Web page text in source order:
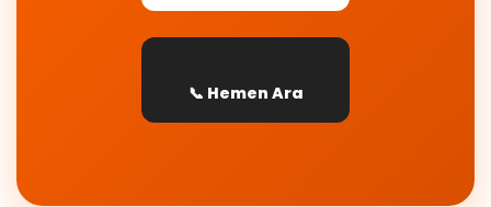
📞 Hemen Ara